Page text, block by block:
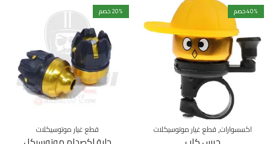
40% خصم
اكسسوارات,قطع غيار موتوسيكلات
20% خصم
قطع غيار موتوسيكلات